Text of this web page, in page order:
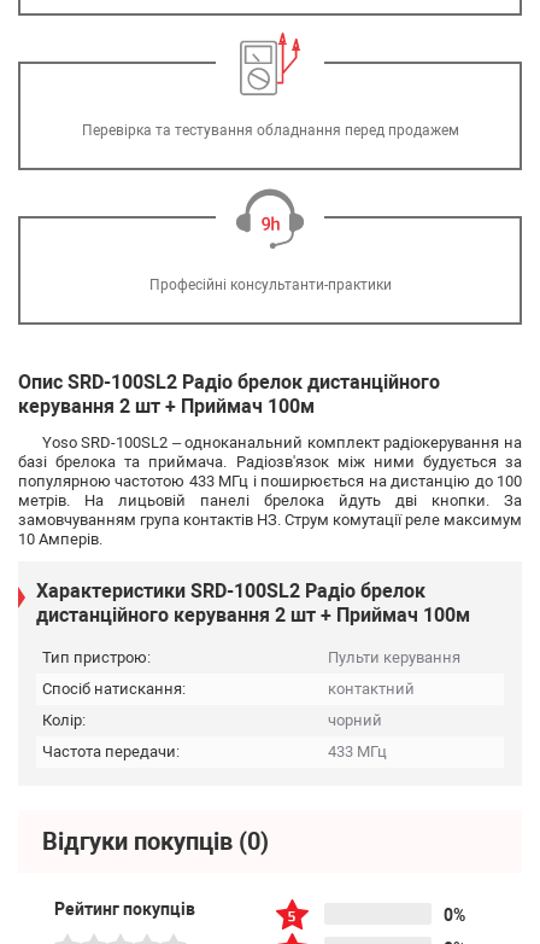
Перевірка та тестування обладнання перед продажем
Професійні консультанти-практики
Опис SRD-100SL2 Радіо брелок дистанційного
керування 2 шт + Приймач 100м
Yoso SRD-100SL2 – одноканальний комплект радіокерування на
базі брелока та приймача. Радіозв'язок між ними будується за
популярною частотою 433 МГц і поширюється на дистанцію до 100
метрів. На лицьовій панелі брелока йдуть дві кнопки. За
замовчуванням група контактів НЗ. Струм комутації реле максимум
10 Амперів.
Характеристики SRD-100SL2 Радіо брелок
дистанційного керування 2 шт + Приймач 100м
Тип пристрою:
Пульти керування
Спосіб натискання:
контактний
Колір:
чорний
Частота передачи:
433 МГц
Відгуки покупців (0)
Рейтинг покупців
0%